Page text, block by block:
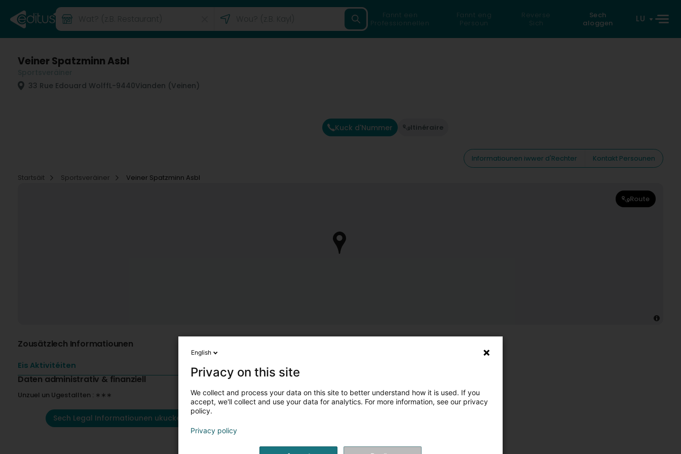
Fannt een
Professionnellen
Fannt eng
Persoun
Reverse
Sich
Sech
aloggen
LU
Veiner Spatzminn Asbl
33 Rue Edouard WolffL-9440Vianden (Veinen)
Kuck d'Nummer Itinéraire
Informatiounen iwwer d'Rechter
Kontakt Persounen
Startsäit
Sportsveräiner Veiner Spatzminn Asbl
Route
Zousätzlech Informatiounen
Eis Aktivitéiten
Daten administrativ & finanziell
Unzuel un Ugestallten : ∗∗∗
Sech Legal Informatiounen ukucken
English
Privacy on this site
We collect and process your data on this site to better understand how it is used. If you
accept, we'll collect and use your data for analytics. For more information, see our privacy
policy.
Privacy policy